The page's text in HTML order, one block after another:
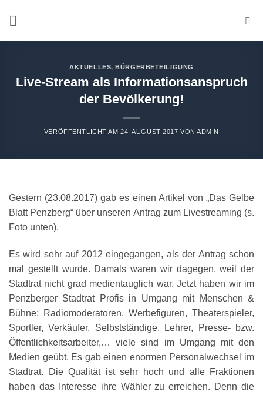
AKTUELLES,BÜRGERBETEILIGUNG
Live-Stream als Informationsanspruch
der Bevölkerung!
VERÖFFENTLICHT AM24. AUGUST 2017 VONADMIN
Gestern (23.08.2017) gab es einen Artikel von „Das Gelbe
Blatt Penzberg“ über unseren Antrag zum Livestreaming (s.
Foto unten).
Es wird sehr auf 2012 eingegangen, als der Antrag schon
mal gestellt wurde. Damals waren wir dagegen, weil der
Stadtrat nicht grad medientauglich war. Jetzt haben wir im
Penzberger Stadtrat Profis in Umgang mit Menschen &
Bühne: Radiomoderatoren, Werbefiguren, Theaterspieler,
Sportler, Verkäufer, Selbstständige, Lehrer, Presse- bzw.
Öffentlichkeitsarbeiter,… viele sind im Umgang mit den
Medien geübt. Es gab einen enormen Personalwechsel im
Stadtrat. Die Qualität ist sehr hoch und alle Fraktionen
haben das Interesse ihre Wähler zu erreichen. Denn die